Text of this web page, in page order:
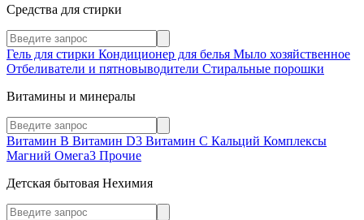
Средства для стирки
Гель для стирки Кондиционер для белья Мыло хозяйственное
Отбеливатели и пятновыводители Стиральные порошки
Витамины и минералы
Витамин В Витамин D3 Витамин С Кальций Комплексы
Магний Омега3 Прочие
Детская бытовая Нехимия